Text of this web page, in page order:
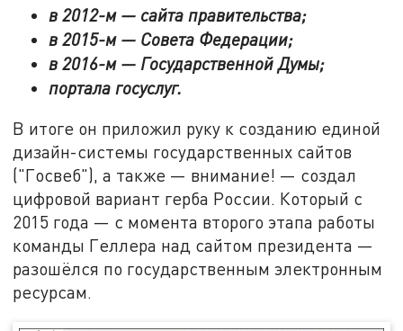
в 2012-м — сайта правительства;
в 2015-м — Совета Федерации;
в 2016-м — Государственной Думы;
портала госуслуг.
В итоге он приложил руку к созданию единой
дизайн-системы государственных сайтов
("Госвеб"), а также — внимание! — создал
цифровой вариант герба России. Который с
2015 года — с момента второго этапа работы
команды Геллера над сайтом президента —
разошёлся по государственным электронным
ресурсам.